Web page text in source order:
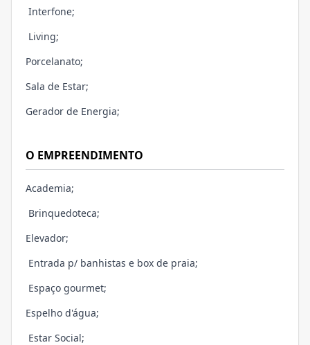
Interfone;
Living;
Porcelanato;
Sala de Estar;
Gerador de Energia;
O EMPREENDIMENTO
Academia;
Brinquedoteca;
Elevador;
Entrada p/ banhistas e box de praia;
Espaço gourmet;
Espelho d'água;
Estar Social;